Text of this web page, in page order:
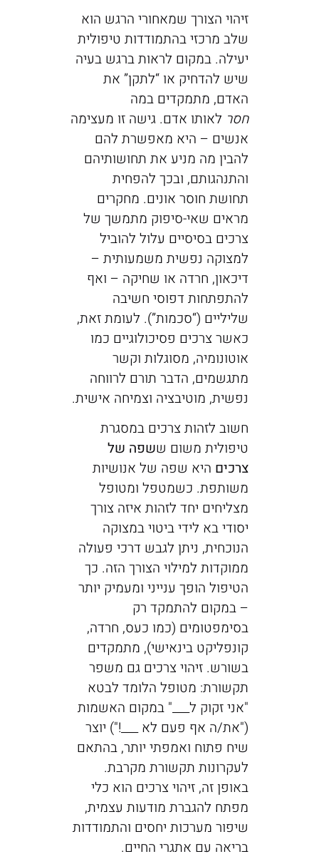
זיהוי הצורך שמאחורי הרגש הוא
שלב מרכזי בהתמודדות טיפולית
יעילה. במקום לראות ברגש בעיה
שיש להדחיק או “לתקן” את
האדם, מתמקדים במה
חסרלאותו אדם. גישה זו מעצימה
אנשים – היא מאפשרת להם
להבין מה מניע את תחושותיהם
והתנהגותם, ובכך להפחית
תחושת חוסר אונים. מחקרים
מראים שאי-סיפוק מתמשך של
צרכים בסיסיים עלול להוביל
למצוקה נפשית משמעותית –
דיכאון, חרדה או שחיקה – ואף
להתפתחות דפוסי חשיבה
שליליים (“סכמות”). לעומת זאת,
כאשר צרכים פסיכולוגיים כמו
אוטונומיה, מסוגלות וקשר
מתגשמים, הדבר תורם לרווחה
נפשית, מוטיבציה וצמיחה אישית.
חשוב לזהות צרכים במסגרת
טיפולית משום ש שפה של
צרכיםהיא שפה של אנושיות
משותפת. כשמטפל ומטופל
מצליחים יחד לזהות איזה צורך
יסודי בא לידי ביטוי במצוקה
הנוכחית, ניתן לגבש דרכי פעולה
ממוקדות למילוי הצורך הזה. כך
הטיפול הופך ענייני ומעמיק יותר
– במקום להתמקד רק
בסימפטומים (כמו כעס, חרדה,
קונפליקט בינאישי), מתמקדים
בשורש. זיהוי צרכים גם משפר
תקשורת: מטופל הלומד לבטא
"אני זקוק ל___" במקום האשמות
("את/ה אף פעם לא ___!") יוצר
שיח פתוח ואמפתי יותר, בהתאם
לעקרונות תקשורת מקרבת.
באופן זה, זיהוי צרכים הוא כלי
מפתח להגברת מודעות עצמית,
שיפור מערכות יחסים והתמודדות
בריאה עם אתגרי החיים.